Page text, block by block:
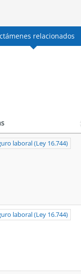
relacionados
laboral (Ley 16.744)
laboral (Ley 16.744)